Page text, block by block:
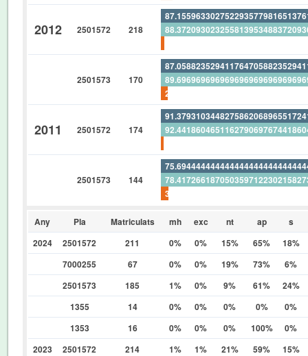
2012 2501572 218
2501573 170
2011 2501572 174
2501573 144
Any Pla Matriculats mh exc nt ap
s
2024
2501572 211 0% 0% 15% 65%
18%
7000255
67 0% 0% 19% 73%
6%
2501573
185 1% 0% 9% 61%
24%
1355
14 0% 0% 0% 0%
0%
1353
16 0% 0% 0% 100%
0%
2023
2501572 214 1% 1% 21% 59%
15%